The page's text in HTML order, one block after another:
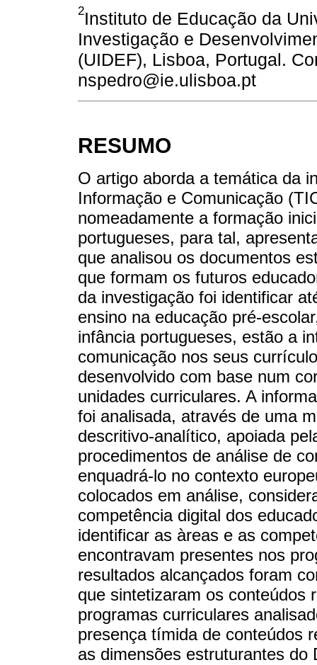
2Instituto de Educação da
Investigação e
(UIDEF), Lisboa, Portugal.
nspedro@ie.ulisboa.pt
RESUMO
O artigo aborda a temática da
Informação e Comunicação
nomeadamente a formação
portugueses, para tal,
que analisou os documentos
que formam os futuros
da investigação foi identificar
ensino na educação pré-
infância portugueses, estão a
comunicação nos seus
desenvolvido com base num
unidades curriculares. A
foi analisada, através de uma
descritivo-analítico, apoiada
procedimentos de análise de
enquadrá-lo no contexto
colocados em análise,
competência digital dos
identificar as àreas e as
encontravam presentes nos
resultados alcançados foram
que sintetizaram os conteúdos
programas curriculares
presença tímida de conteúdos
as dimensões estruturantes do